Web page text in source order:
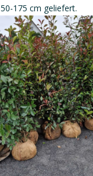
175 cm geliefert.